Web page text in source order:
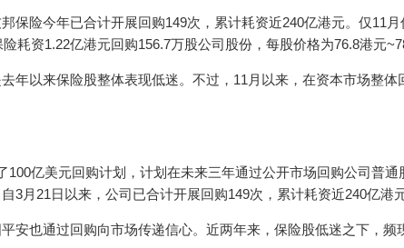
保险今年已合计开展回购149次，累计耗资近240亿港元。仅11
耗资1.22亿港元回购156.7万股公司股份，每股价格为76.8港元
年以来保险股整体表现低迷。不过，11月以来，在资本市场整
100亿美元回购计划，计划在未来三年通过公开市场回购公司普
3月21日以来，公司已合计开展回购149次，累计耗资近240亿港元
安也通过回购向市场传递信心。近两年来，保险股低迷之下，频